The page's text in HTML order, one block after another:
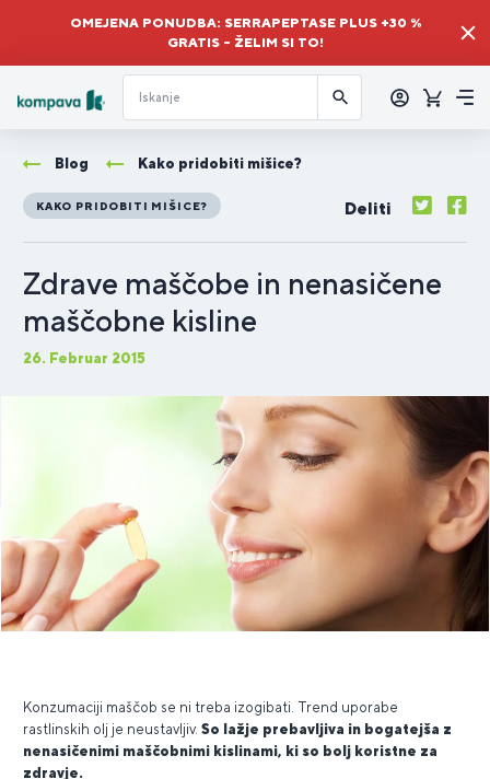
OMEJENA PONUDBA: SERRAPEPTASE PLUS +30 %
GRATIS – ŽELIM SI TO!
Blog Kako pridobiti mišice?
KAKO PRIDOBITI MIŠICE? Deliti
Zdrave maščobe in nenasičene
maščobne kisline
26. Februar 2015
Konzumaciji maščob se ni treba izogibati. Trend uporabe
rastlinskih olj je neustavljiv. So lažje prebavljiva in bogatejša z
nenasičenimi maščobnimi kislinami, ki so bolj koristne za
zdravje.